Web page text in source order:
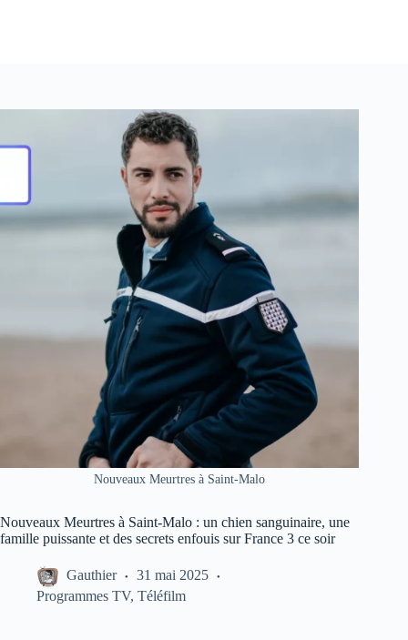
Nouveaux Meurtres à Saint-Malo
Nouveaux Meurtres à Saint-Malo : un chien sanguinaire, une
famille puissante et des secrets enfouis sur France 3 ce soir
Gauthier
31 mai 2025
Programmes TV, Téléfilm